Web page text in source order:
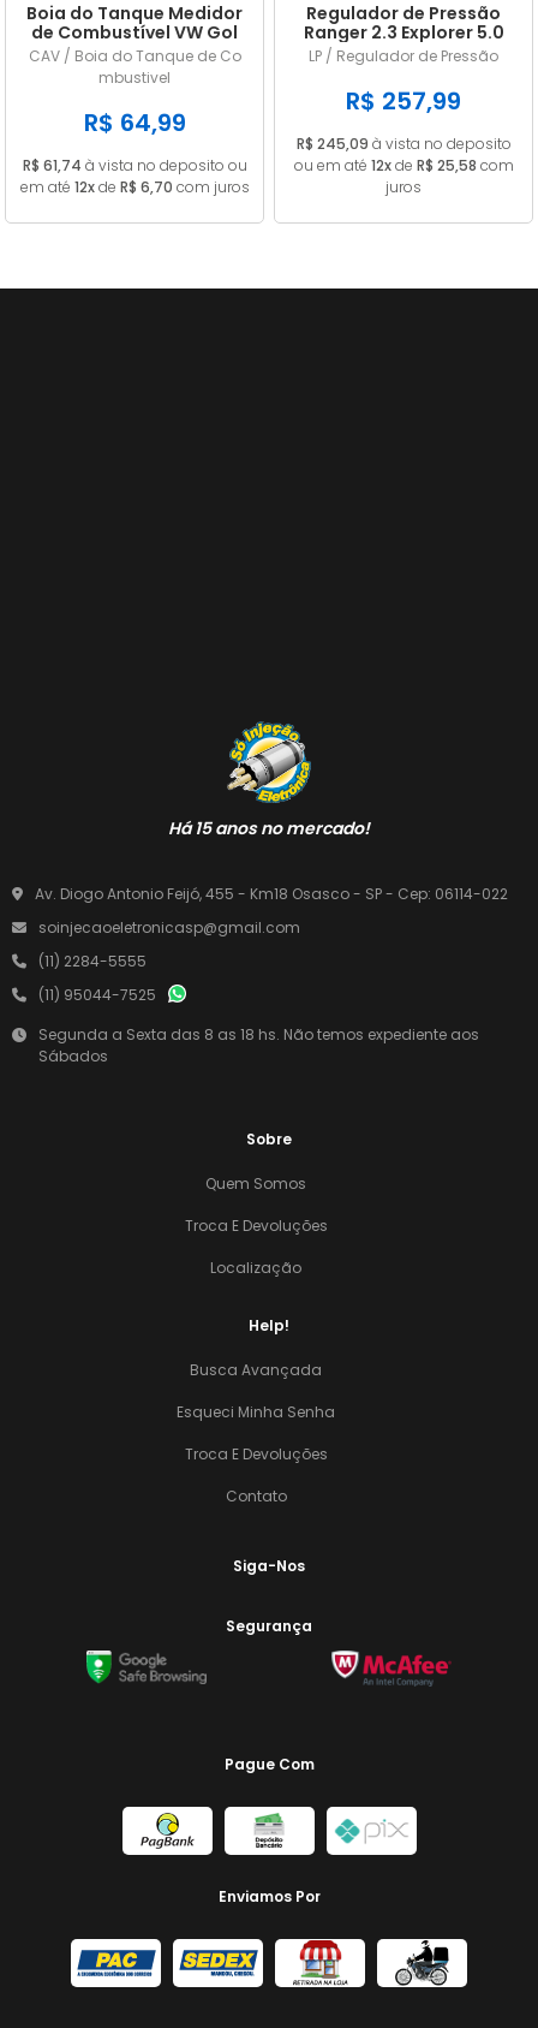
Boia do Tanque Medidor
de Combustível VW Gol
Parati Saveiro Voyage
1985 a 1989 Gasolina
Com Retorno Com
Pescador 55L
CAV / Boia do Tanque de Co
mbustivel
R$ 64,99
R$ 61,74 à vista no deposito ou
em até 12xde R$ 6,70 com juros
Regulador de Pressão
Ranger 2.3 Explorer 5.0
Mustang 2.8 e 5.0 LP228
LP / Regulador de Pressão
R$ 257,99
R$ 245,09 à vista no deposito
ou em até 12xde R$ 25,58 com
juros
Há 15 anos no mercado!
Av. Diogo Antonio Feijó, 455 - Km18 Osasco - SP - Cep: 06114-022
soinjecaoeletronicasp@gmail.com
(11) 2284-5555
(11) 95044-7525
Segunda a Sexta das 8 as 18 hs. Não temos expediente aos
Sábados
Sobre
Quem Somos
Troca E Devoluções
Localização
Help!
Busca Avançada
Esqueci Minha Senha
Troca E Devoluções
Contato
Siga-Nos
Segurança
Pague Com
Enviamos Por